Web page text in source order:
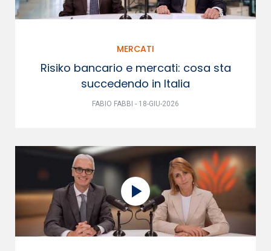
MERCATI
Risiko bancario e mercati: cosa sta
succedendo in Italia
FABIO FABBI - 18-GIU-2026